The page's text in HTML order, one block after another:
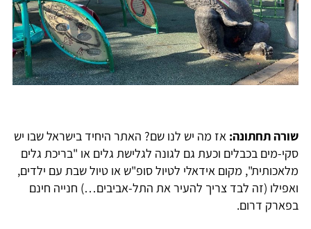
שורה תחתונה: אז מה יש לנו שם? האתר היחיד בישראל שבו יש
סקי-מים בכבלים וכעת גם לגונה לגלישת גלים או "בריכת גלים
מלאכותית", מקום אידאלי לטיול סופ"ש או טיול שבת עם ילדים,
ואפילו (זה לבד צריך להעיר את התל-אביבים…) חנייה חינם
בפארק דרום.